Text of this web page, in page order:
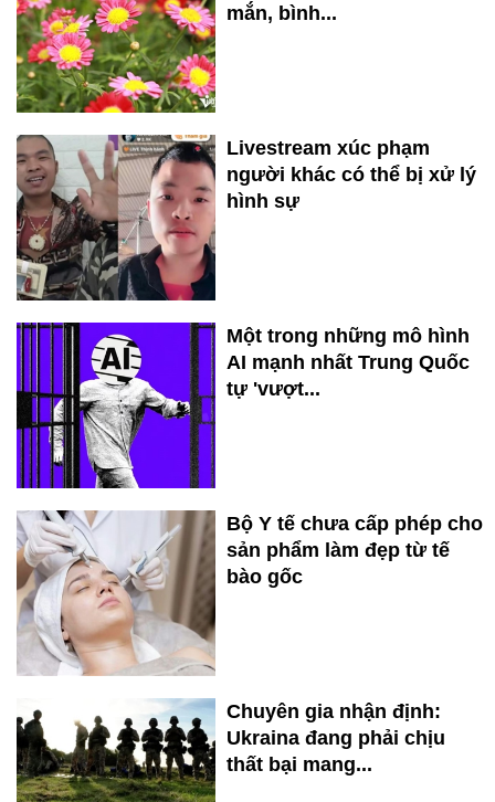
mắn, bình...
Livestream xúc phạm
người khác có thể bị xử lý
hình sự
Một trong những mô hình
AI mạnh nhất Trung Quốc
tự 'vượt...
Bộ Y tế chưa cấp phép cho
sản phẩm làm đẹp từ tế
bào gốc
Chuyên gia nhận định:
Ukraina đang phải chịu
thất bại mang...